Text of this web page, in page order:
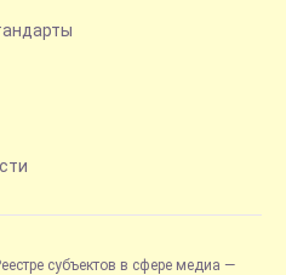
субъектов в сфере медиа —